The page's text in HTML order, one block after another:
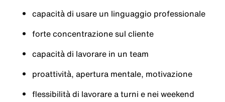
capacità di usare un linguaggio professionale
forte concentrazione sul cliente
capacità di lavorare in un team
proattività, apertura mentale, motivazione
flessibilità di lavorare a turni e nei weekend